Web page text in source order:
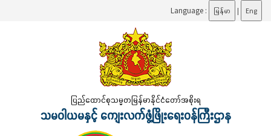
Language : မြန်မာ | Eng
ပြည်ထောင်စုသမ္မတမြန်မာနိုင်ငံတော်အစိုးရ
သမဝါယမနှင့် ကျေးလက်ဖွံ့ဖြိုးရေးဝန်ကြီးဌာန